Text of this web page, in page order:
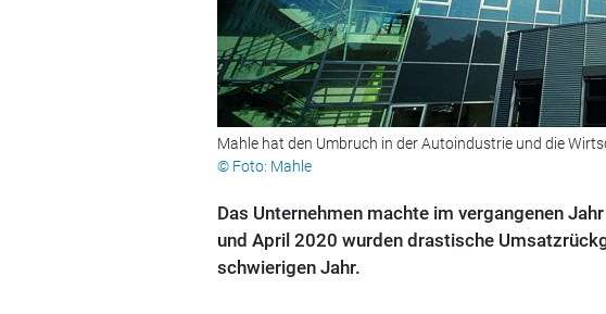
Mahle hat den Umbruch in der Autoindustrie und die
© Foto: Mahle
Das Unternehmen machte im vergangenen
und April 2020 wurden drastische
schwierigen Jahr.